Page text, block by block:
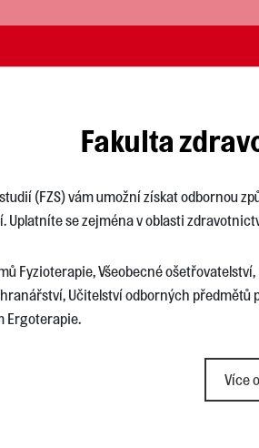
Fakulta
(FZS) vám umožní získat odbornou
Uplatníte se zejména v oblasti
Fyzioterapie, Všeobecné
Učitelství odborných předmětů
Ergoterapie.
Více